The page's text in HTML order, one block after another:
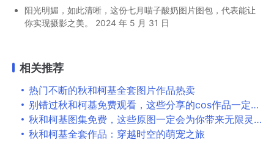
阳光明媚，如此清晰，这份七月喵子酸奶图片图包，代表能让
你实现摄影之美。
2024 年 5 月 31 日
相关推荐
热门不断的秋和柯基全套图片作品热卖
别错过秋和柯基免费观看，这些分享的cos作品一定会让你满意
秋和柯基图集免费，这些原图一定会为你带来无限灵感
秋和柯基全套作品：穿越时空的萌宠之旅